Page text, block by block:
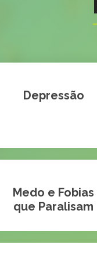
Depressão
Medo e Fobias
que Paralisam